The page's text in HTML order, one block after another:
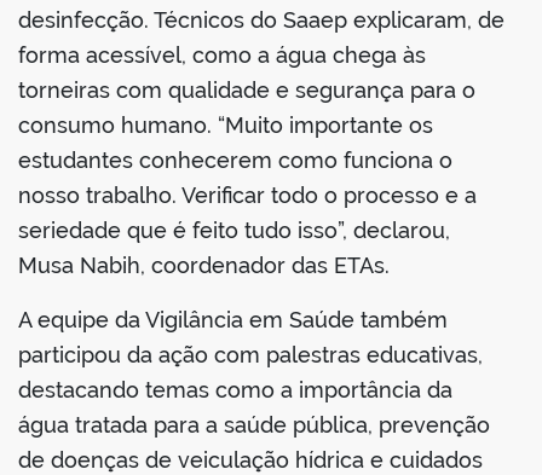
desinfecção. Técnicos do Saaep explicaram, de
forma acessível, como a água chega às
torneiras com qualidade e segurança para o
consumo humano. “Muito importante os
estudantes conhecerem como funciona o
nosso trabalho. Verificar todo o processo e a
seriedade que é feito tudo isso”, declarou,
Musa Nabih, coordenador das ETAs.
A equipe da Vigilância em Saúde também
participou da ação com palestras educativas,
destacando temas como a importância da
água tratada para a saúde pública, prevenção
de doenças de veiculação hídrica e cuidados